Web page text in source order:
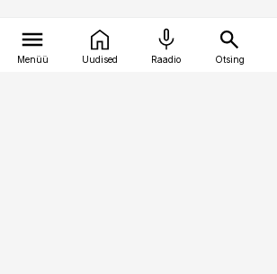
Menüü Uudised Raadio Otsing